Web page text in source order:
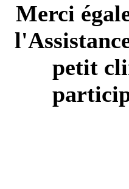
Merci
petit